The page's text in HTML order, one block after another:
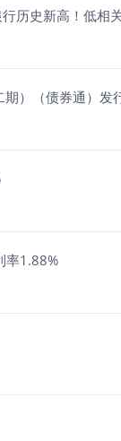
历史新高！低相
）（债券通）发
率1.88%